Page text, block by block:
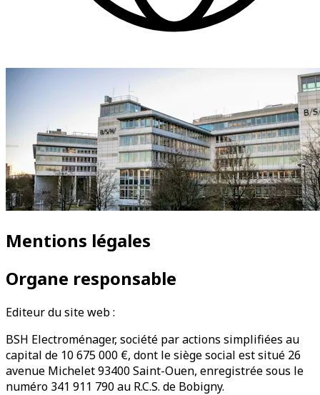
Mentions légales
Organe responsable
Editeur du site web :
BSH Electroménager, société par actions simplifiées au
capital de 10 675 000 €, dont le siège social est situé 26
avenue Michelet 93400 Saint-Ouen, enregistrée sous le
numéro 341 911 790 au R.C.S. de Bobigny.